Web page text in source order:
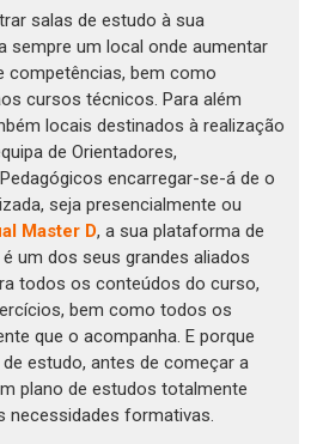
salas de estudo à sua
sempre um local onde aumentar
competências, bem como
cursos técnicos. Para além
locais destinados à realização
de Orientadores,
encarregar-se-á de o
seja presencialmente ou
Master D, a sua plataforma de
um dos seus grandes aliados
todos os conteúdos do curso,
bem como todos os
que o acompanha. E porque
estudo, antes de começar a
plano de estudos totalmente
necessidades formativas.